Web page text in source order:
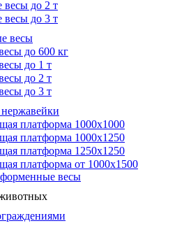
весы до 2 т
весы до 3 т
весы
до 600 кг
до 1 т
до 2 т
до 3 т
платформа 1000х1000
платформа 1000х1250
платформа 1250х1250
платформа от 1000х1500
весы